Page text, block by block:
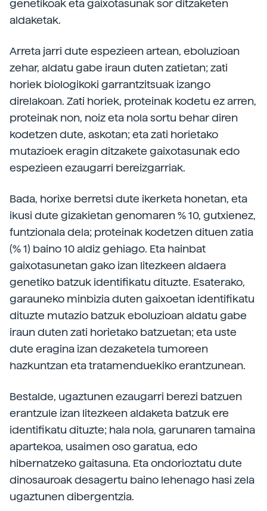
genetikoak eta gaixotasunak sor ditzaketen
aldaketak.
Arreta jarri dute espezieen artean, eboluzioan
zehar, aldatu gabe iraun duten zatietan; zati
horiek biologikoki garrantzitsuak izango
direlakoan. Zati horiek, proteinak kodetu ez arren,
proteinak non, noiz eta nola sortu behar diren
kodetzen dute, askotan; eta zati horietako
mutazioek eragin ditzakete gaixotasunak edo
espezieen ezaugarri bereizgarriak.
Bada, horixe berretsi dute ikerketa honetan, eta
ikusi dute gizakietan genomaren % 10, gutxienez,
funtzionala dela; proteinak kodetzen dituen zatia
(% 1) baino 10 aldiz gehiago. Eta hainbat
gaixotasunetan gako izan litezkeen aldaera
genetiko batzuk identifikatu dituzte. Esaterako,
garauneko minbizia duten gaixoetan identifikatu
dituzte mutazio batzuk eboluzioan aldatu gabe
iraun duten zati horietako batzuetan; eta uste
dute eragina izan dezaketela tumoreen
hazkuntzan eta tratamenduekiko erantzunean.
Bestalde, ugaztunen ezaugarri berezi batzuen
erantzule izan litezkeen aldaketa batzuk ere
identifikatu dituzte; hala nola, garunaren tamaina
apartekoa, usaimen oso garatua, edo
hibernatzeko gaitasuna. Eta ondorioztatu dute
dinosauroak desagertu baino lehenago hasi zela
ugaztunen dibergentzia.